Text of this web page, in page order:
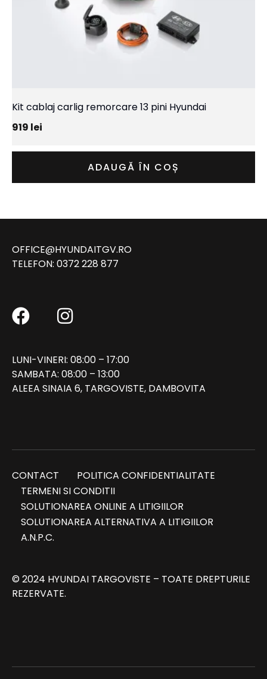
Kit cablaj carlig remorcare 13 pini Hyundai
919 lei
ADAUGĂ ÎN COȘ
OFFICE@HYUNDAITGV.RO
TELEFON: 0372 228 877
LUNI-VINERI: 08:00 – 17:00
SAMBATA: 08:00 – 13:00
ALEEA SINAIA 6, TARGOVISTE, DAMBOVITA
CONTACT
POLITICA CONFIDENTIALITATE
TERMENI SI CONDITII
SOLUTIONAREA ONLINE A LITIGIILOR
SOLUTIONAREA ALTERNATIVA A LITIGIILOR
A.N.P.C.
© 2024 HYUNDAI TARGOVISTE – TOATE DREPTURILE
REZERVATE.